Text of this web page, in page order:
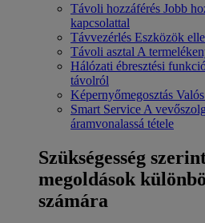
Távoli hozzáférés Jobb
kapcsolattal
Távvezérlés Eszközök
Távoli asztal A
Hálózati ébresztési
távolról
Képernyőmegosztás
Smart Service A
áramvonalassá tétele
Szükségesség
megoldások
számára